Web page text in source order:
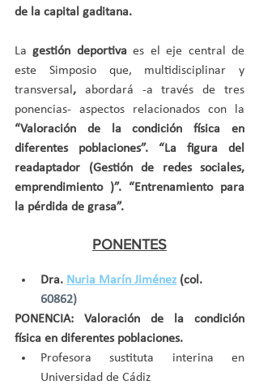
de la capital gaditana.
La gestión deportiva es el eje central de
este Simposio que, multidisciplinar y
transversal , abordará -a través de tres
“Valoración de la condición física en
diferentes poblaciones”. “La figura del
readaptador (Gestión de redes sociales,
emprendimiento )”. “Entrenamiento para
la pérdida de grasa”.
PONENTES
Dra. Nuria Marín Jiménez (col.
60862)
PONENCIA: Valoración de la condición
física en diferentes poblaciones.
Profesora sustituta interina en
Universidad de Cádiz